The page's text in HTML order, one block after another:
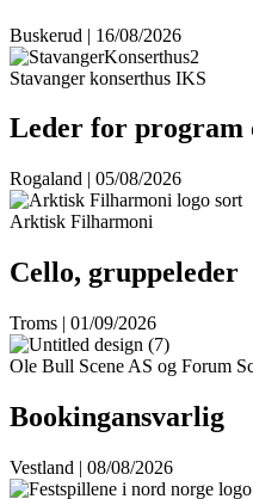
Buskerud | 16/08/2026
Stavanger konserthus IKS
Leder for program
Rogaland | 05/08/2026
Arktisk Filharmoni
Cello, gruppeleder
Troms | 01/09/2026
Ole Bull Scene AS og Forum
Bookingansvarlig
Vestland | 08/08/2026